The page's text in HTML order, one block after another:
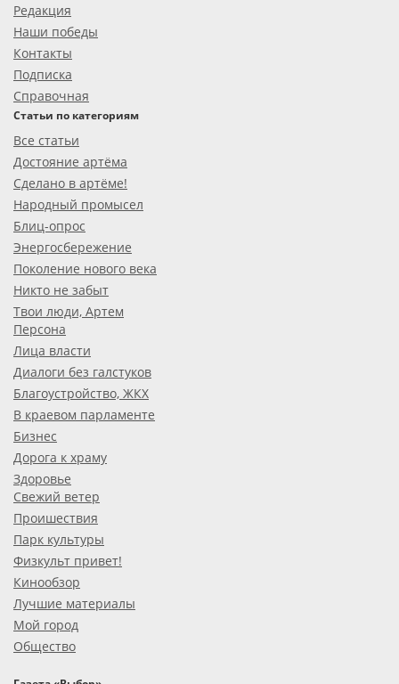
Редакция
Наши победы
Контакты
Подписка
Справочная
Статьи по категориям
Все статьи
Достояние артёма
Сделано в артёме!
Народный промысел
Блиц-опрос
Энергосбережение
Поколение нового века
Никто не забыт
Твои люди, Артем
Персона
Лица власти
Диалоги без галстуков
Благоустройство, ЖКХ
В краевом парламенте
Бизнес
Дорога к храму
Здоровье
Свежий ветер
Проишествия
Парк культуры
Физкульт привет!
Кинообзор
Лучшие материалы
Мой город
Общество